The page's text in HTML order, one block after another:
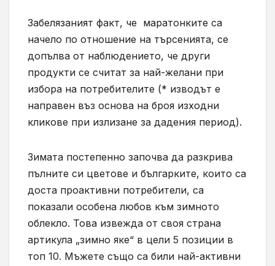
Забелязаният факт, че маратонките са
начело по отношение на търсенията, се
допълва от наблюдението, че други
продукти се считат за най-желани при
избора на потребителите (* изводът е
направен въз основа на броя изходни
кликове при излизане за дадения период).
Зимата постепенно започва да разкрива
пълните си цветове и българките, които са
доста проактивни потребители, са
показали особена любов към зимното
облекло. Това извежда от своя страна
артикула „зимно яке“ в цели 5 позиции в
топ 10. Мъжете също са били най-активни